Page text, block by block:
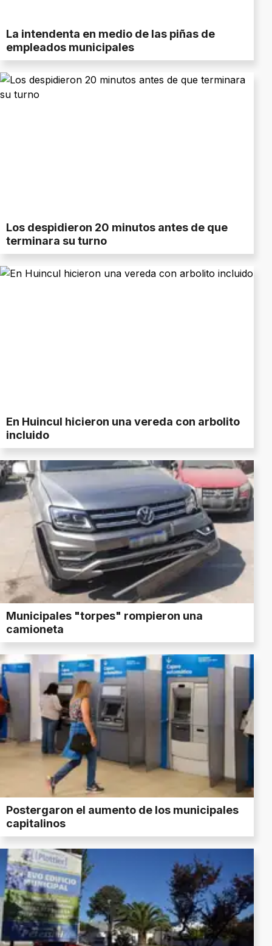
La intendenta en medio de las piñas de
empleados municipales
Los despidieron 20 minutos antes de que
terminara su turno
En Huincul hicieron una vereda con arbolito
incluido
Municipales "torpes" rompieron una
camioneta
Postergaron el aumento de los municipales
capitalinos